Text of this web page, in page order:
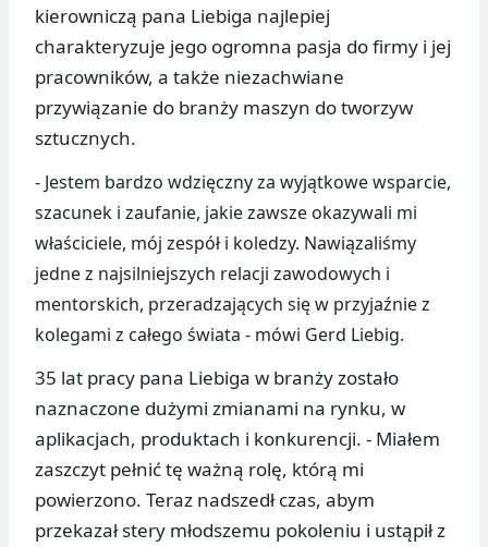
kierowniczą pana Liebiga najlepiej
charakteryzuje jego ogromna pasja do firmy i jej
pracowników, a także niezachwiane
przywiązanie do branży maszyn do tworzyw
sztucznych.
- Jestem bardzo wdzięczny za wyjątkowe wsparcie,
szacunek i zaufanie, jakie zawsze okazywali mi
właściciele, mój zespół i koledzy. Nawiązaliśmy
jedne z najsilniejszych relacji zawodowych i
mentorskich, przeradzających się w przyjaźnie z
kolegami z całego świata - mówi Gerd Liebig.
35 lat pracy pana Liebiga w branży zostało
naznaczone dużymi zmianami na rynku, w
aplikacjach, produktach i konkurencji. - Miałem
zaszczyt pełnić tę ważną rolę, którą mi
powierzono. Teraz nadszedł czas, abym
przekazał stery młodszemu pokoleniu i ustąpił z